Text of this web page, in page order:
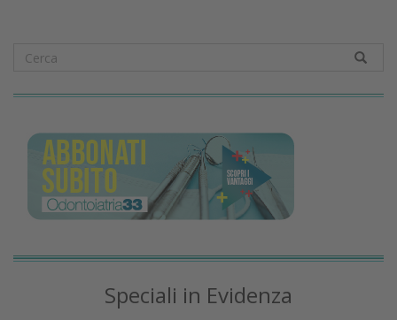
Speciali in Evidenza